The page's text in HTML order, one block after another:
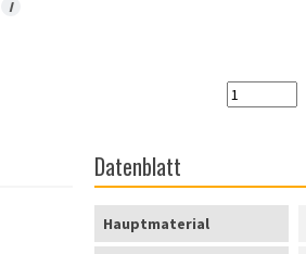
I
Datenblatt
Hauptmaterial